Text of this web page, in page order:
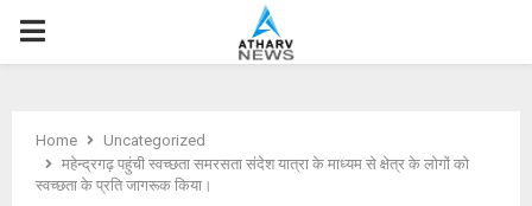
P
Home
Uncategorized
महेन्द्रगढ़ पहुंची स्वच्छता समरसता संदेश यात्रा के माध्यम से क्षेत्र के लोगों को
स्वच्छता के प्रति जागरूक किया।